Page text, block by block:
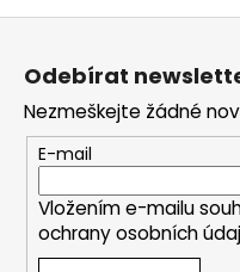
Z
Odebírat
Nezmeškejte žádné
E-mail
Vložením e-mailu
ochrany osobních